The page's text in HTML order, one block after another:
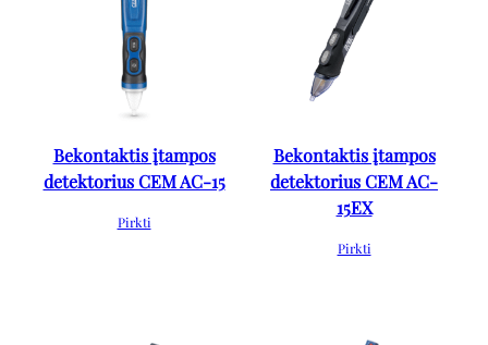
Bekontaktis įtampos
detektorius CEM AC-15
Pirkti
Bekontaktis įtampos
detektorius CEM AC-
15EX
Pirkti